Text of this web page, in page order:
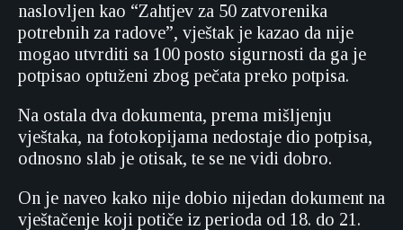
naslovljen kao “Zahtjev za 50 zatvorenika
potrebnih za radove”, vještak je kazao da nije
mogao utvrditi sa 100 posto sigurnosti da ga je
potpisao optuženi zbog pečata preko potpisa.
Na ostala dva dokumenta, prema mišljenju
vještaka, na fotokopijama nedostaje dio potpisa,
odnosno slab je otisak, te se ne vidi dobro.
On je naveo kako nije dobio nijedan dokument na
vještačenje koji potiče iz perioda od 18. do 21.